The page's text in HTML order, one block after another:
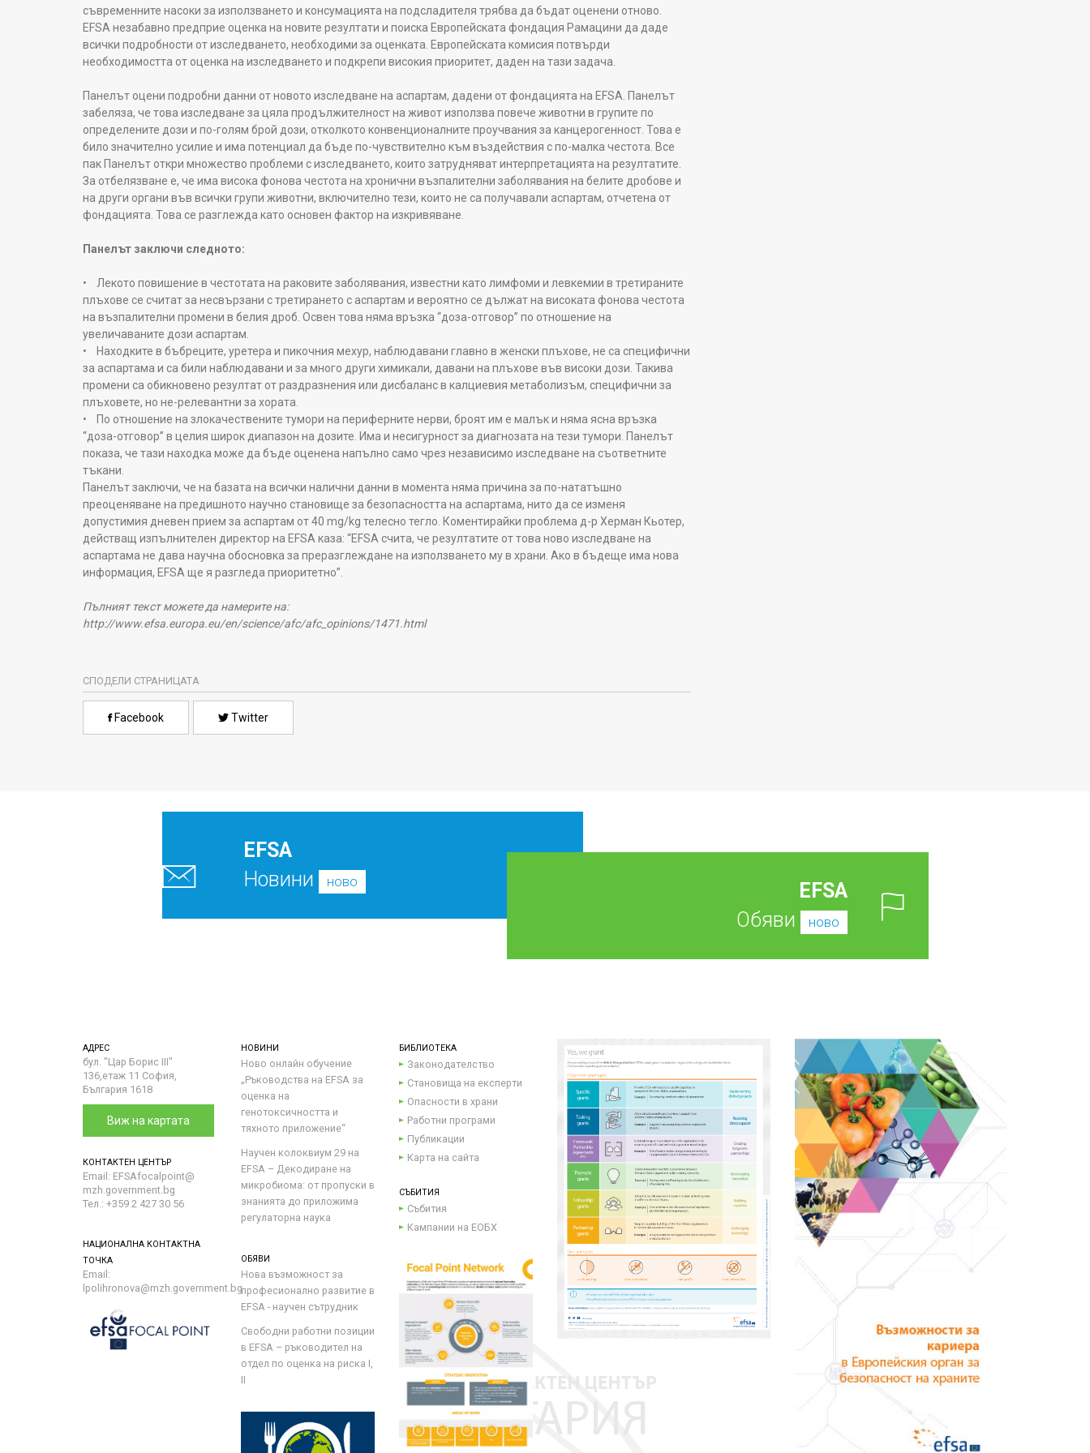
съвременните насоки за използването и консумацията на подсладителя трябва да бъдат оценени отново.
EFSA незабавно предприе оценка на новите резултати и поиска Европейската фондация Рамацини да даде
всички подробности от изследването, необходими за оценката. Европейската комисия потвърди
необходимостта от оценка на изследването и подкрепи високия приоритет, даден на тази задача.
Панелът оцени подробни данни от новото изследване на аспартам, дадени от фондацията на EFSA. Панелът
забеляза, че това изследване за цяла продължителност на живот използва повече животни в групите по
определените дози и по-голям брой дози, отколкото конвенционалните проучвания за канцерогенност. Това е
било значително усилие и има потенциал да бъде по-чувствително към въздействия с по-малка честота. Все
пак Панелът откри множество проблеми с изследването, които затрудняват интерпретацията на резултатите.
За отбелязване е, че има висока фонова честота на хронични възпалителни заболявания на белите дробове и
на други органи във всички групи животни, включително тези, които не са получавали аспартам, отчетена от
фондацията. Това се разглежда като основен фактор на изкривяване.
Панелът заключи следното:
• Лекото повишение в честотата на раковите заболявания, известни като лимфоми и левкемии в третираните
плъхове се считат за несвързани с третирането с аспартам и вероятно се дължат на високата фонова честота
на възпалителни промени в белия дроб. Освен това няма връзка “доза-отговор” по отношение на
увеличаваните дози аспартам.
• Находките в бъбреците, уретера и пикочния мехур, наблюдавани главно в женски плъхове, не са специфични
за аспартама и са били наблюдавани и за много други химикали, давани на плъхове във високи дози. Такива
промени са обикновено резултат от раздразнения или дисбаланс в калциевия метаболизъм, специфични за
плъховете, но не-релевантни за хората.
• По отношение на злокачествените тумори на периферните нерви, броят им е малък и няма ясна връзка
“доза-отговор” в целия широк диапазон на дозите. Има и несигурност за диагнозата на тези тумори. Панелът
показа, че тази находка може да бъде оценена напълно само чрез независимо изследване на съответните
тъкани.
Панелът заключи, че на базата на всички налични данни в момента няма причина за по-нататъшно
преоценяване на предишното научно становище за безопасността на аспартама, нито да се изменя
допустимия дневен прием за аспартам от 40 mg/kg телесно тегло. Коментирайки проблема д-р Херман Кьотер,
действащ изпълнителен директор на EFSA каза: “EFSA счита, че резултатите от това ново изследване на
аспартама не дава научна обосновка за преразглеждане на използването му в храни. Ако в бъдеще има нова
информация, EFSA ще я разгледа приоритетно”.
Пълният текст можете да намерите на:
http://www.efsa.europa.eu/en/science/afc/afc_opinions/1471.html
СПОДЕЛИ СТРАНИЦАТА
Facebook Twitter
EFSA
Новини
ново
EFSA
Обяви
ново
АДРЕС
бул. "Цар Борис III"
136,етаж 11 София,
България 1618
Виж на картата
КОНТАКТЕН ЦЕНТЪР
Email: EFSAfocalpoint@
mzh.government.bg
Тел.: +359 2 427 30 56
НАЦИОНАЛНА КОНТАКТНА
ТОЧКА
Email:
lpolihronova@mzh.government.bg
НОВИНИ
Ново онлайн обучение
„Ръководства на ЕFSA за
оценка на
генотоксичността и
тяхното приложение“
Научен колоквиум 29 на
EFSA – Декодиране на
микробиома: от пропуски в
знанията до приложима
регулаторна наука
ОБЯВИ
Нова възможност за
професионално развитие в
EFSA - научен сътрудник
Свободни работни позиции
в EFSA – ръководител на
отдел по оценка на риска I,
II
БИБЛИОТЕКА
Законодателство
Становища на експерти
Опасности в храни
Работни програми
Публикации
Карта на сайта
СЪБИТИЯ
Събития
Кампании на ЕОБХ